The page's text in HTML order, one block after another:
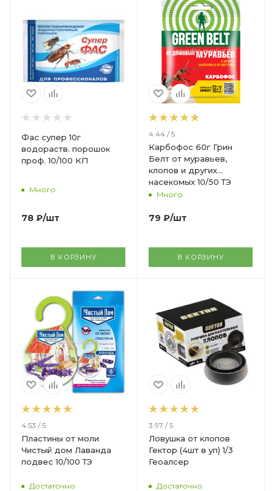
Фас супер 10г
водораств. порошок
проф. 10/100 КП
Много
78 ₽/шт
В КОРЗИНУ
4.44 / 5
Карбофос 60г Грин
Белт от муравьев,
клопов и других
насекомых 10/50 ТЭ
Много
79 ₽/шт
В КОРЗИНУ
4.53 / 5
Пластины от моли
Чистый дом Лаванда
подвес 10/100 ТЭ
Достаточно
3.97 / 5
Ловушка от клопов
Гектор (4шт в уп) 1/3
Геоалсер
Достаточно